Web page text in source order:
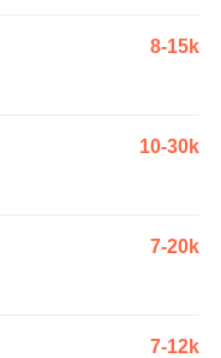
8-15k
10-30k
7-20k
7-12k